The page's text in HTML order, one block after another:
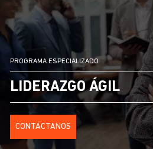
PROGRAMA ESPECIALIZADO
LIDERAZGO ÁGIL
CONTÁCTANOS